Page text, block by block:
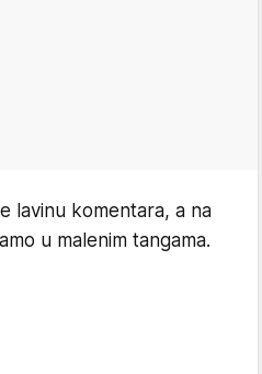
lavinu komentara, a na
u malenim tangama.